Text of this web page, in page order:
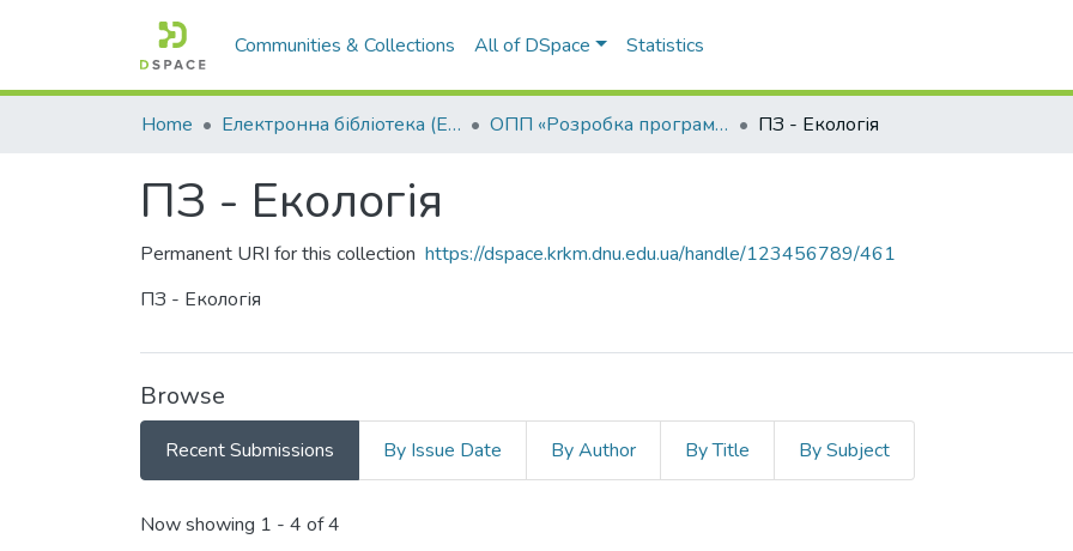
Communities & Collections All of DSpace Statistics
Home Електронна бібліотека (E-Book) ОПП «Розробка програмного забезпечення» ПЗ - Екологія
ПЗ - Екологія
Permanent URI for this collection https://dspace.krkm.dnu.edu.ua/handle/123456789/461
ПЗ - Екологія
Browse
Recent Submissions By Issue Date By Author By Title By Subject
Recent Submissions
Now showing 1 - 4 of 4